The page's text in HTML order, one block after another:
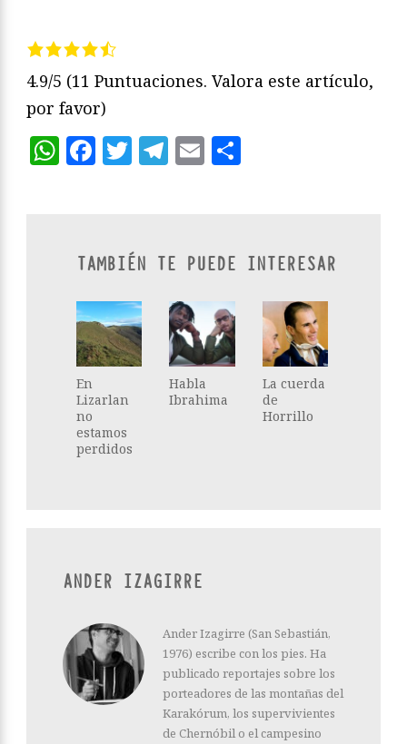
4.9/5 (11 Puntuaciones. Valora este artículo,
por favor)
WhatsApp
Facebook
Twitter
Telegram
Email
TAMBIÉN TE PUEDE INTERESAR
En
Lizarlan
no
estamos
perdidos
Habla
Ibrahima
La cuerda
de
Horrillo
ANDER IZAGIRRE
Ander Izagirre (San Sebastián,
1976) escribe con los pies. Ha
publicado reportajes sobre los
porteadores de las montañas del
Karakórum, los supervivientes
de Chernóbil o el campesino